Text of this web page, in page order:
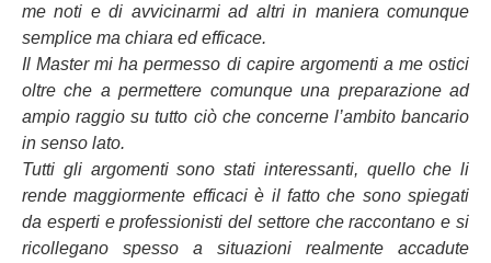
me noti e di avvicinarmi ad altri in maniera comunque
semplice ma chiara ed efficace.
Il Master mi ha permesso di capire argomenti a me ostici
oltre che a permettere comunque una preparazione ad
ampio raggio su tutto ciò che concerne l’ambito bancario
in senso lato.
Tutti gli argomenti sono stati interessanti, quello che li
rende maggiormente efficaci è il fatto che sono spiegati
da esperti e professionisti del settore che raccontano e si
ricollegano spesso a situazioni realmente accadute